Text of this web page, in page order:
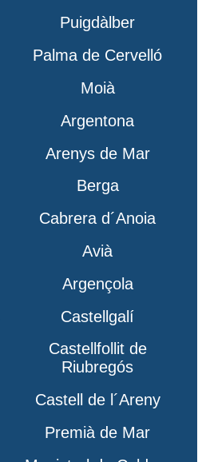
Puigdàlber
Palma de Cervelló
Moià
Argentona
Arenys de Mar
Berga
Cabrera d´Anoia
Avià
Argençola
Castellgalí
Castellfollit de
Riubregós
Castell de l´Areny
Premià de Mar